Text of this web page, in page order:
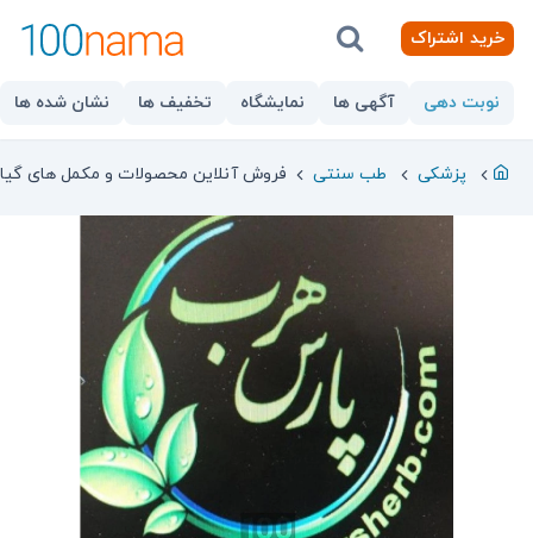
خرید اشتراک
نوبت دهی آگهی ها نمایشگاه تخفیف ها نشان شده ها
پزشکی طب سنتی فروش آنلاین محصولات و مکمل های